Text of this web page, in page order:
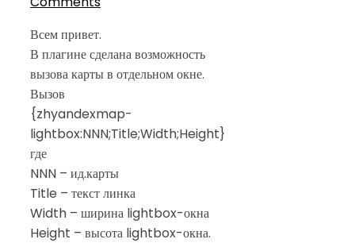
Всем привет.
В плагине сделана возможность
вызова карты в отдельном окне.
Вызов
{zhyandexmap-
lightbox:NNN;Title;Width;Height}
где
NNN – ид.карты
Title – текст линка
Width – ширина lightbox-окна
Height – высота lightbox-окна.